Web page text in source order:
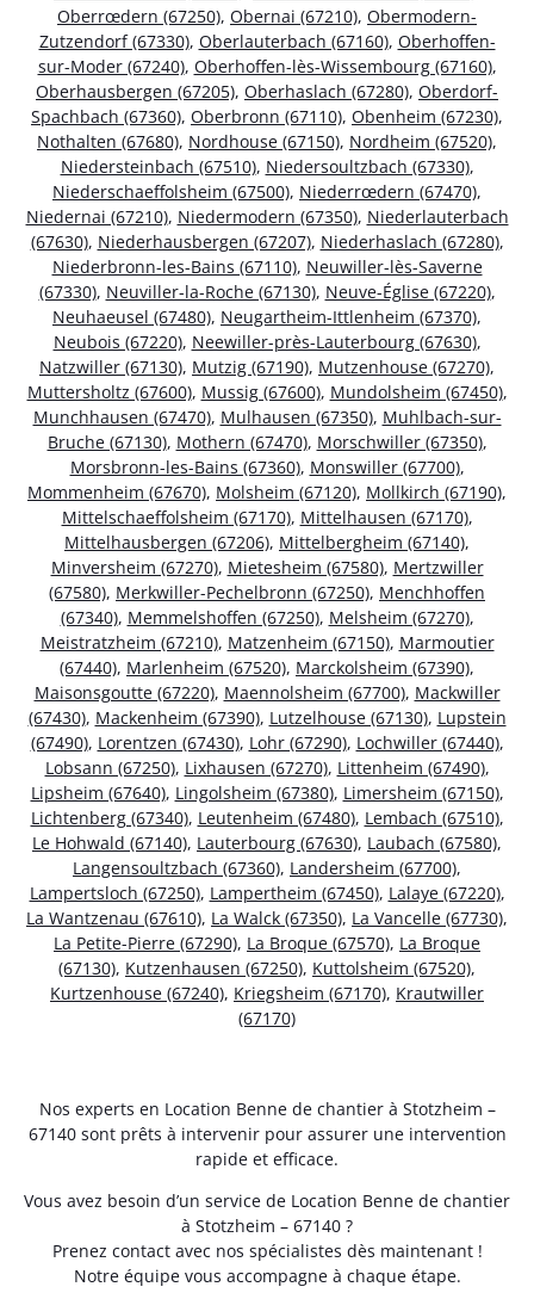
Oberrœdern (67250), Obernai (67210), Obermodern-
Zutzendorf (67330), Oberlauterbach (67160), Oberhoffen-
sur-Moder (67240), Oberhoffen-lès-Wissembourg (67160),
Oberhausbergen (67205), Oberhaslach (67280), Oberdorf-
Spachbach (67360), Oberbronn (67110), Obenheim (67230),
Nothalten (67680), Nordhouse (67150), Nordheim (67520),
Niedersteinbach (67510), Niedersoultzbach (67330),
Niederschaeffolsheim (67500), Niederrœdern (67470),
Niedernai (67210), Niedermodern (67350), Niederlauterbach
(67630), Niederhausbergen (67207), Niederhaslach (67280),
Niederbronn-les-Bains (67110), Neuwiller-lès-Saverne
(67330), Neuviller-la-Roche (67130), Neuve-Église (67220),
Neuhaeusel (67480), Neugartheim-Ittlenheim (67370),
Neubois (67220), Neewiller-près-Lauterbourg (67630),
Natzwiller (67130), Mutzig (67190), Mutzenhouse (67270),
Muttersholtz (67600), Mussig (67600), Mundolsheim (67450),
Munchhausen (67470), Mulhausen (67350), Muhlbach-sur-
Bruche (67130), Mothern (67470), Morschwiller (67350),
Morsbronn-les-Bains (67360), Monswiller (67700),
Mommenheim (67670), Molsheim (67120), Mollkirch (67190),
Mittelschaeffolsheim (67170), Mittelhausen (67170),
Mittelhausbergen (67206), Mittelbergheim (67140),
Minversheim (67270), Mietesheim (67580), Mertzwiller
(67580), Merkwiller-Pechelbronn (67250), Menchhoffen
(67340), Memmelshoffen (67250), Melsheim (67270),
Meistratzheim (67210), Matzenheim (67150), Marmoutier
(67440), Marlenheim (67520), Marckolsheim (67390),
Maisonsgoutte (67220), Maennolsheim (67700), Mackwiller
(67430), Mackenheim (67390), Lutzelhouse (67130), Lupstein
(67490), Lorentzen (67430), Lohr (67290), Lochwiller (67440),
Lobsann (67250), Lixhausen (67270), Littenheim (67490),
Lipsheim (67640), Lingolsheim (67380), Limersheim (67150),
Lichtenberg (67340), Leutenheim (67480), Lembach (67510),
Le Hohwald (67140), Lauterbourg (67630), Laubach (67580),
Langensoultzbach (67360), Landersheim (67700),
Lampertsloch (67250), Lampertheim (67450), Lalaye (67220),
La Wantzenau (67610), La Walck (67350), La Vancelle (67730),
La Petite-Pierre (67290), La Broque (67570), La Broque
(67130), Kutzenhausen (67250), Kuttolsheim (67520),
Kurtzenhouse (67240), Kriegsheim (67170), Krautwiller
(67170)
Nos experts en Location Benne de chantier à Stotzheim –
67140 sont prêts à intervenir pour assurer une intervention
rapide et efficace.
Vous avez besoin d’un service de Location Benne de chantier
à Stotzheim – 67140 ?
Prenez contact avec nos spécialistes dès maintenant !
Notre équipe vous accompagne à chaque étape.